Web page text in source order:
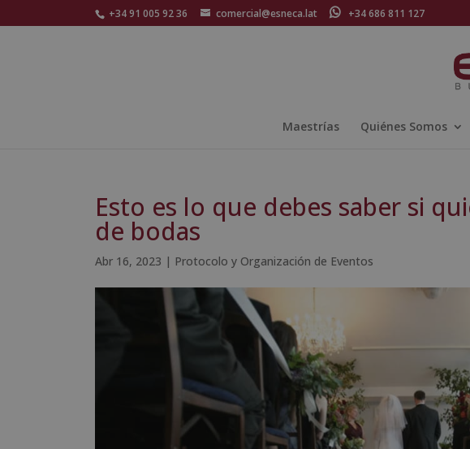
+34 91 005 92 36 comercial@esneca.lat +34 686 811 127
Maestrías Quiénes Somos
Esto es lo que debes saber si
de bodas
Abr 16, 2023 | Protocolo y Organización de Eventos